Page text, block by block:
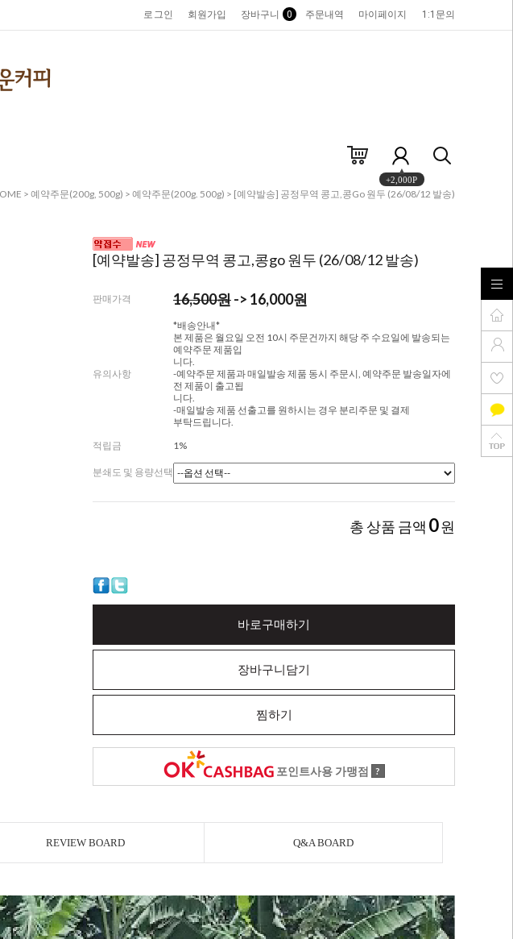
로그인 회원가입 장바구니 0 주문내역 마이페이지 1:1문의
+2,000P
> 예약주문(200g, 500g) > 예약주문(200g. 500g) > [예약발송] 공정무역 콩고,콩go 원두 (26/08/12 발송)
[예약발송] 공정무역 콩고,콩go 원두 (26/08/12 발송)
판매가격 16,500원-> 16,000원
유의사항
*배송안내*
본 제품은 월요일 오전 10시 주문건까지 해당 주 수요일에 발송되는
예약주문 제품입
니다.
-예약주문 제품과 매일발송 제품 동시 주문시, 예약주문 발송일자에
전 제품이 출고됩
니다.
-매일발송 제품 선출고를 원하시는 경우 분리주문 및 결제
부탁드립니다.
적립금
1%
분쇄도 및 용량선택
총 상품 금액 0원
바로구매하기
장바구니담기
찜하기
포인트사용 가맹점 ?
REVIEW BOARD Q&A BOARD